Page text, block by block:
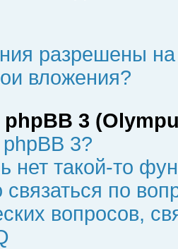
разрешены
вложения?
3
3?
нет такой-то
по
вопросов,